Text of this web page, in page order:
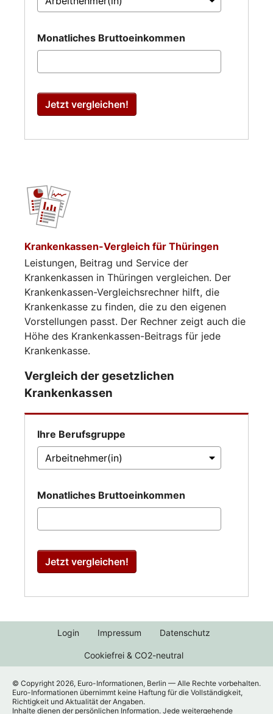
Monatliches Bruttoeinkommen
Jetzt vergleichen!
Krankenkassen-Vergleich für Thüringen
Leistungen, Beitrag und Service der
Krankenkassen in Thüringen vergleichen. Der
Krankenkassen-Vergleichsrechner hilft, die
Krankenkasse zu finden, die zu den eigenen
Vorstellungen passt. Der Rechner zeigt auch die
Höhe des Krankenkassen-Beitrags für jede
Krankenkasse.
Vergleich der gesetzlichen
Krankenkassen
Ihre Berufsgruppe
Monatliches Bruttoeinkommen
Jetzt vergleichen!
Login Impressum Datenschutz
Cookiefrei & CO2-neutral
© Copyright 2026, Euro-Informationen, Berlin — Alle Rechte vorbehalten.
Euro-Informationen übernimmt keine Haftung für die Vollständigkeit,
Richtigkeit und Aktualität der Angaben.
Inhalte dienen der persönlichen Information. Jede weitergehende